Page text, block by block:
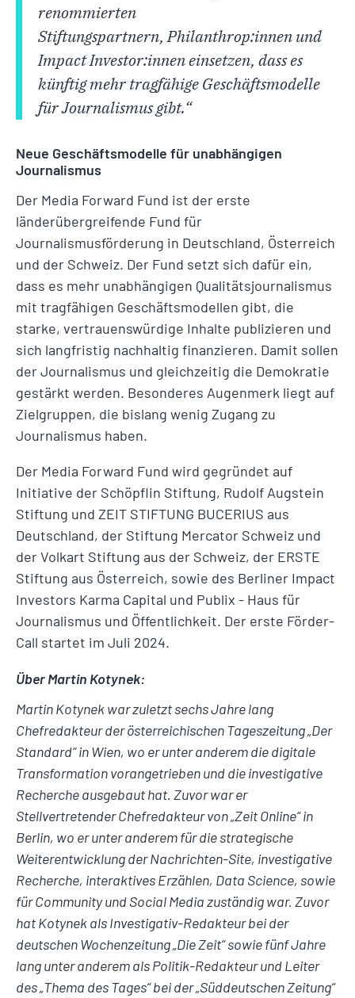
renommierten
Stiftungspartnern, Philanthrop:innen und
Impact Investor:innen einsetzen, dass es
künftig mehr tragfähige Geschäftsmodelle
für Journalismus gibt.“
Neue Geschäftsmodelle für unabhängigen
Journalismus
Der Media Forward Fund ist der erste
länderübergreifende Fund für
Journalismusförderung in Deutschland, Österreich
und der Schweiz. Der Fund setzt sich dafür ein,
dass es mehr unabhängigen Qualitätsjournalismus
mit tragfähigen Geschäftsmodellen gibt, die
starke, vertrauenswürdige Inhalte publizieren und
sich langfristig nachhaltig finanzieren. Damit sollen
der Journalismus und gleichzeitig die Demokratie
gestärkt werden. Besonderes Augenmerk liegt auf
Zielgruppen, die bislang wenig Zugang zu
Journalismus haben.
Der Media Forward Fund wird gegründet auf
Initiative der Schöpflin Stiftung, Rudolf Augstein
Stiftung und ZEIT STIFTUNG BUCERIUS aus
Deutschland, der Stiftung Mercator Schweiz und
der Volkart Stiftung aus der Schweiz, der ERSTE
Stiftung aus Österreich, sowie des Berliner Impact
Investors Karma Capital und Publix - Haus für
Journalismus und Öffentlichkeit. Der erste Förder-
Call startet im Juli 2024.
Über Martin Kotynek:
Martin Kotynek war zuletzt sechs Jahre lang
Chefredakteur der österreichischen Tageszeitung „Der
Standard“ in Wien, wo er unter anderem die digitale
Transformation vorangetrieben und die investigative
Recherche ausgebaut hat. Zuvor war er
Stellvertretender Chefredakteur von „Zeit Online“ in
Berlin, wo er unter anderem für die strategische
Weiterentwicklung der Nachrichten-Site, investigative
Recherche, interaktives Erzählen, Data Science, sowie
für Community und Social Media zuständig war. Zuvor
hat Kotynek als Investigativ-Redakteur bei der
deutschen Wochenzeitung „Die Zeit“ sowie fünf Jahre
lang unter anderem als Politik-Redakteur und Leiter
des „Thema des Tages“ bei der „Süddeutschen Zeitung“